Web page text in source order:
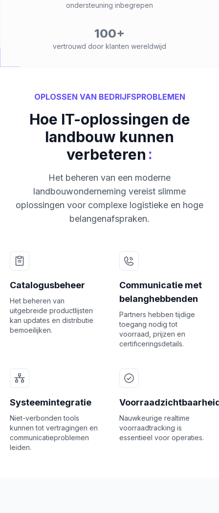
ondersteuning inbegrepen
100+
vertrouwd door klanten wereldwijd
OPLOSSEN VAN BEDRIJFSPROBLEMEN
Hoe IT-oplossingen de
landbouw kunnen
verbeteren :
Het beheren van een moderne
landbouwonderneming vereist slimme
oplossingen voor complexe logistieke en hoge
belangenafspraken.
Catalogusbeheer
Het beheren van
uitgebreide productlijsten
kan updates en distributie
bemoeilijken.
Communicatie met
belanghebbenden
Partners hebben tijdige
toegang nodig tot
voorraad, prijzen en
certificeringsdetails.
Systeemintegratie
Niet-verbonden tools
kunnen tot vertragingen en
communicatieproblemen
leiden.
Nauwkeurige realtime
voorraadtracking is
essentieel voor operaties.